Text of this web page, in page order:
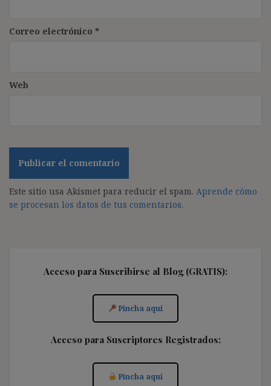
Correo electrónico *
Web
Este sitio usa Akismet para reducir el spam. Aprende cómo
se procesan los datos de tus comentarios.
Acceso para Suscribirse al Blog (GRATIS):
Pincha aquí
Acceso para Suscriptores Registrados:
Pincha aquí